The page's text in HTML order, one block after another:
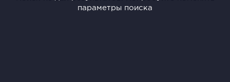
параметры поиска